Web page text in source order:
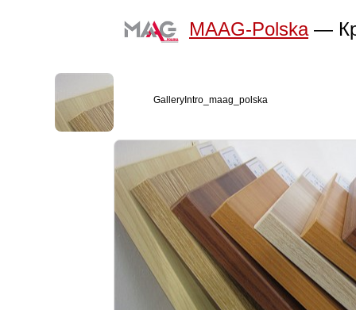
MAAG-Polska—
GalleryIntro_maag_polska